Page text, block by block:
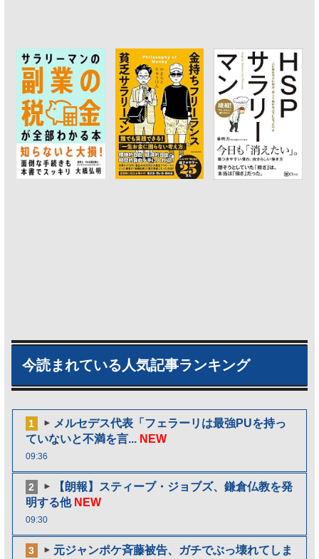
今読まれている人気記事ランキング
1
メルセデス代表「フェラーリは最強PUを持っ
ていないと不満を言... NEW
09:36
2
【朗報】スティーブ・ジョブズ、鎌倉仏教を発
明する他 NEW
09:30
3
元ジャンポケ斉藤被告、ガチでぶっ壊れてしま